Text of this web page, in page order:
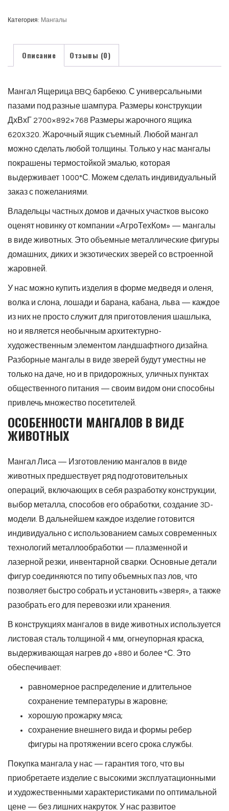
Категория: Мангалы
Описание Отзывы (0)
Мангал Ящерица BBQ барбекю. С универсальными
пазами под разные шампура. Размеры конструкции
ДхВхГ 2700×892×768 Размеры жарочного ящика
620х320. Жарочный ящик съемный. Любой мангал
можно сделать любой толщины. Только у нас мангалы
покрашены термостойкой эмалью, которая
выдерживает 1000°С. Можем сделать индивидуальный
заказ с пожеланиями.
Владельцы частных домов и дачных участков высоко
оценят новинку от компании «АгроТехКом» — мангалы
в виде животных. Это объемные металлические фигуры
домашних, диких и экзотических зверей со встроенной
жаровней.
У нас можно купить изделия в форме медведя и оленя,
волка и слона, лошади и барана, кабана, льва — каждое
из них не просто служит для приготовления шашлыка,
но и является необычным архитектурно-
художественным элементом ландшафтного дизайна.
Разборные мангалы в виде зверей будут уместны не
только на даче, но и в придорожных, уличных пунктах
общественного питания — своим видом они способны
привлечь множество посетителей.
ОСОБЕННОСТИ МАНГАЛОВ В ВИДЕ
ЖИВОТНЫХ
Мангал Лиса — Изготовлению мангалов в виде
животных предшествует ряд подготовительных
операций, включающих в себя разработку конструкции,
выбор металла, способов его обработки, создание 3D-
модели. В дальнейшем каждое изделие готовится
индивидуально с использованием самых современных
технологий металлообработки — плазменной и
лазерной резки, инвентарной сварки. Основные детали
фигур соединяются по типу объемных паз лов, что
позволяет быстро собрать и установить «зверя», а также
разобрать его для перевозки или хранения.
В конструкциях мангалов в виде животных используется
листовая сталь толщиной 4 мм, огнеупорная краска,
выдерживающая нагрев до +880 и более °С. Это
обеспечивает:
равномерное распределение и длительное
сохранение температуры в жаровне;
хорошую прожарку мяса;
сохранение внешнего вида и формы ребер
фигуры на протяжении всего срока службы.
Покупка мангала у нас — гарантия того, что вы
приобретаете изделие с высокими эксплуатационными
и художественными характеристиками по оптимальной
цене — без лишних накруток. У нас развитое